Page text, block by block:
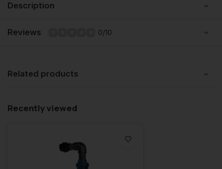
Description
Reviews 0/10
Related products
Recently viewed